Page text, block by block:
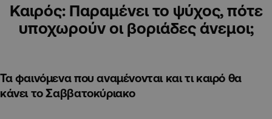
Καιρός: Παραμένει το ψύχος, πότε
υποχωρούν οι βοριάδες άνεμοι;
Τα φαινόμενα που αναμένονται και τι καιρό θα
κάνει το Σαββατοκύριακο